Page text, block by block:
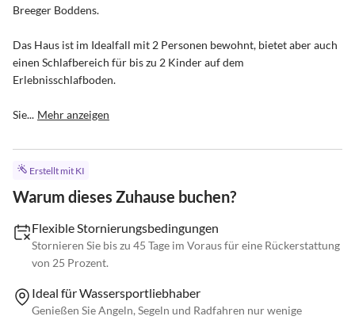
Breeger Boddens.
Das Haus ist im Idealfall mit 2 Personen bewohnt, bietet aber auch
einen Schlafbereich für bis zu 2 Kinder auf dem
Erlebnisschlafboden.
Sie... Mehr anzeigen
Erstellt mit KI
Warum dieses Zuhause buchen?
Flexible Stornierungsbedingungen
Stornieren Sie bis zu 45 Tage im Voraus für eine Rückerstattung
von 25 Prozent.
Ideal für Wassersportliebhaber
Genießen Sie Angeln, Segeln und Radfahren nur wenige